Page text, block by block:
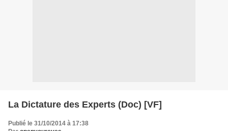
La Dictature des Experts (Doc) [VF]
Publié le 31/10/2014 à 17:38